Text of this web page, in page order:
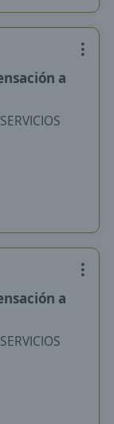
a
a